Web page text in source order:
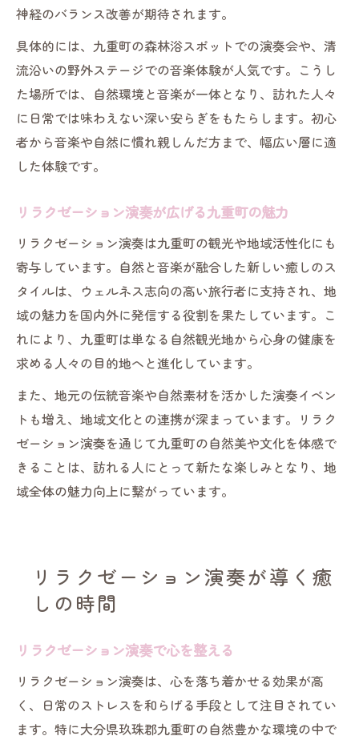
神経のバランス改善が期待されます。
具体的には、九重町の森林浴スポットでの演奏会や、清
流沿いの野外ステージでの音楽体験が人気です。こうし
た場所では、自然環境と音楽が一体となり、訪れた人々
に日常では味わえない深い安らぎをもたらします。初心
者から音楽や自然に慣れ親しんだ方まで、幅広い層に適
した体験です。
リラクゼーション演奏が広げる九重町の魅力
リラクゼーション演奏は九重町の観光や地域活性化にも
寄与しています。自然と音楽が融合した新しい癒しのス
タイルは、ウェルネス志向の高い旅行者に支持され、地
域の魅力を国内外に発信する役割を果たしています。こ
れにより、九重町は単なる自然観光地から心身の健康を
求める人々の目的地へと進化しています。
また、地元の伝統音楽や自然素材を活かした演奏イベン
トも増え、地域文化との連携が深まっています。リラク
ゼーション演奏を通じて九重町の自然美や文化を体感で
きることは、訪れる人にとって新たな楽しみとなり、地
域全体の魅力向上に繋がっています。
リラクゼーション演奏が導く癒
しの時間
リラクゼーション演奏で心を整える
リラクゼーション演奏は、心を落ち着かせる効果が高
く、日常のストレスを和らげる手段として注目されてい
ます。特に大分県玖珠郡九重町の自然豊かな環境の中で